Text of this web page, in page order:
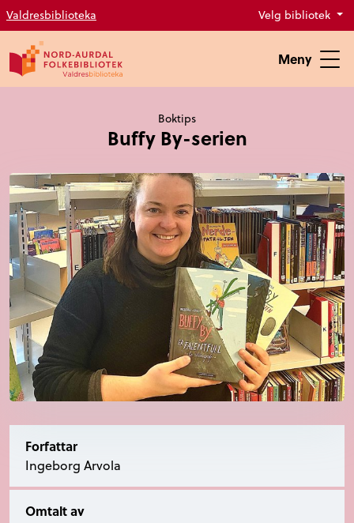
Valdresbiblioteka Velg bibliotek
Meny
Boktips
Buffy By-serien
Forfattar
Ingeborg Arvola
Omtalt av